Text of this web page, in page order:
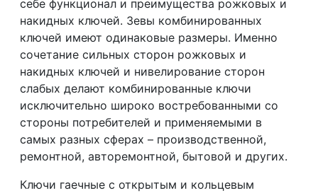
себе функционал и преимущества рожковых и
накидных ключей. Зевы комбинированных
ключей имеют одинаковые размеры. Именно
сочетание сильных сторон рожковых и
накидных ключей и нивелирование сторон
слабых делают комбинированные ключи
исключительно широко востребованными со
стороны потребителей и применяемыми в
самых разных сферах – производственной,
ремонтной, авторемонтной, бытовой и других.
Ключи гаечные с открытым и кольцевым